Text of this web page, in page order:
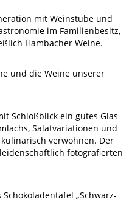
mit Weinstube und
im Familienbesitz,
Hambacher Weine.
und die Weine unserer
Schloßblick ein gutes Glas
Salatvariationen und
verwöhnen. Der
fotografierten
„Schwarz-